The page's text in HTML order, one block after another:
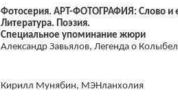
Фотосерия. АРТ-ФОТОГРАФИЯ: Слово и
Литература. Поэзия.
Специальное упоминание жюри
Александр Завьялов, Легенда о
Кирилл Мунябин, МЭНланхолия